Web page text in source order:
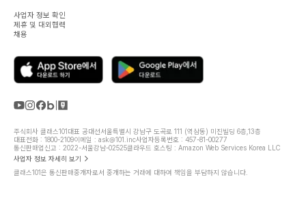
사업자 정보 확인
제휴 및 대외협력
채용
주식회사 클래스101대표 공대선서울특별시 강남구 도곡로 111 (역삼동) 미진빌딩 6층,13층
대표전화 : 1800-2109이메일 : ask@101.inc사업자등록번호 : 457-81-00277
통신판매업신고 : 2022-서울강남-02525클라우드 호스팅 : Amazon Web Services Korea LLC
사업자 정보 자세히 보기
클래스101은 통신판매중개자로서 중개하는 거래에 대하여 책임을 부담하지 않습니다.